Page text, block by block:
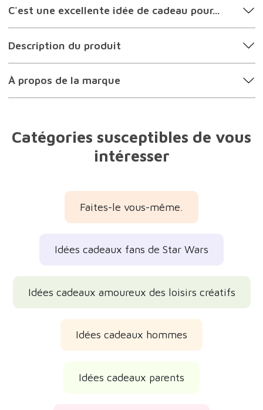
C'est une excellente idée de cadeau pour...
Description du produit
À propos de la marque
Catégories susceptibles de vous
intéresser
Faites-le vous-même.
Idées cadeaux fans de Star Wars
Idées cadeaux amoureux des loisirs créatifs
Idées cadeaux hommes
Idées cadeaux parents